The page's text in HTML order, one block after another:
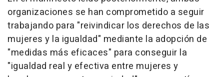
organizaciones se han comprometido a seguir
trabajando para "reivindicar los derechos de las
mujeres y la igualdad" mediante la adopción de
"medidas más eficaces" para conseguir la
"igualdad real y efectiva entre mujeres y